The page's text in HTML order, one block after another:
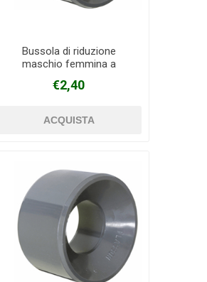
Bussola di riduzione
maschio femmina a
X 32 mm
€2,40